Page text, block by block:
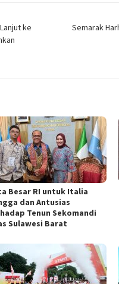
ke
Semarak
Besar RI untuk Italia
dan Antusias
Tenun Sekomandi
Sulawesi Barat